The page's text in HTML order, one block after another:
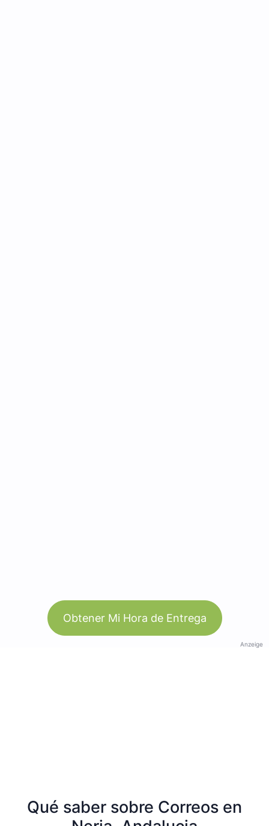
Obtener Mi Hora de Entrega
Anzeige
Qué saber sobre Correos en